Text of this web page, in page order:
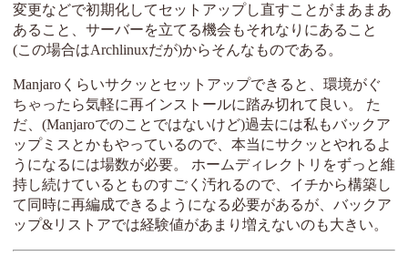
変更などで初期化してセットアップし直すことがまあまあ
あること、サーバーを立てる機会もそれなりにあること
(この場合はArchlinuxだが)からそんなものである。
Manjaroくらいサクッとセットアップできると、環境がぐ
ちゃったら気軽に再インストールに踏み切れて良い。 た
だ、(Manjaroでのことではないけど)過去には私もバックア
ップミスとかもやっているので、本当にサクッとやれるよ
うになるには場数が必要。 ホームディレクトリをずっと維
持し続けているとものすごく汚れるので、イチから構築し
て同時に再編成できるようになる必要があるが、バックア
ップ&リストアでは経験値があまり増えないのも大きい。